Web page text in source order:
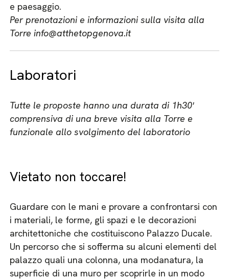
e paesaggio.
Per prenotazioni e informazioni sulla visita alla
Torre info@atthetopgenova.it
Laboratori
Tutte le proposte hanno una durata di 1h30′
comprensiva di una breve visita alla Torre e
funzionale allo svolgimento del laboratorio
Vietato non toccare!
Guardare con le mani e provare a confrontarsi con
i materiali, le forme, gli spazi e le decorazioni
architettoniche che costituiscono Palazzo Ducale.
Un percorso che si sofferma su alcuni elementi del
palazzo quali una colonna, una modanatura, la
superficie di una muro per scoprirle in un modo